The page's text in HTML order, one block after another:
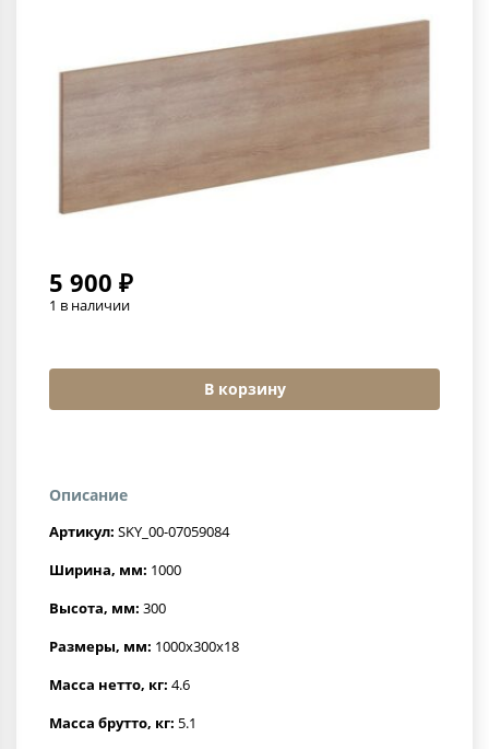
5 900 ₽
1 в наличии
В корзину
Описание
Артикул: SKY_00-07059084
Ширина, мм: 1000
Высота, мм: 300
Размеры, мм: 1000x300x18
Масса нетто, кг: 4.6
Масса брутто, кг: 5.1